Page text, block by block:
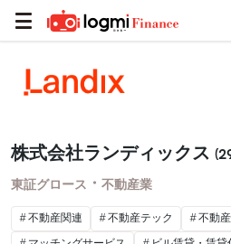
株式会社ランディックス
東証グロース ・ 不動産業
不動産関連 不動産テック
不動